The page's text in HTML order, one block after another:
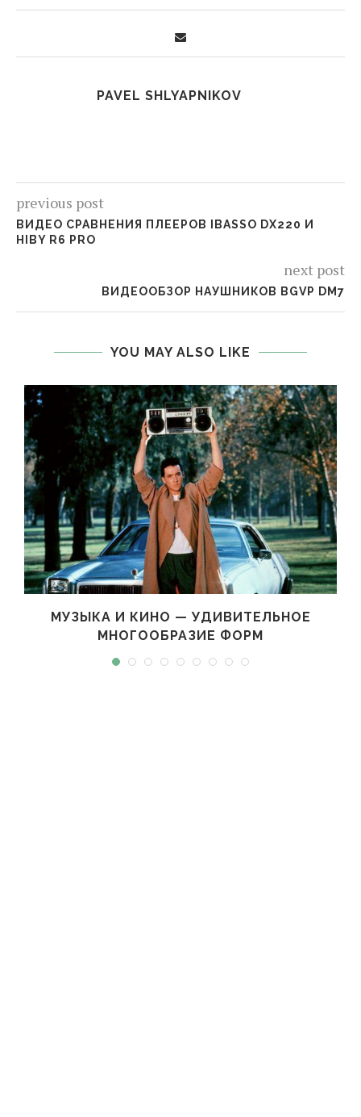
PAVEL SHLYAPNIKOV
previous post
ВИДЕО СРАВНЕНИЯ ПЛЕЕРОВ IBASSO DX220 И
HIBY R6 PRO
next post
ВИДЕООБЗОР НАУШНИКОВ BGVP DM7
YOU MAY ALSO LIKE
МУЗЫКА И КИНО — УДИВИТЕЛЬНОЕ
МНОГООБРАЗИЕ ФОРМ